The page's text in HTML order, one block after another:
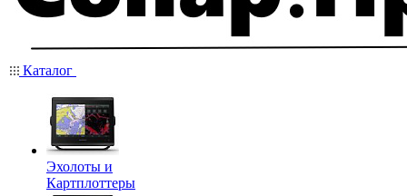
Каталог
Эхолоты и
Картплоттеры